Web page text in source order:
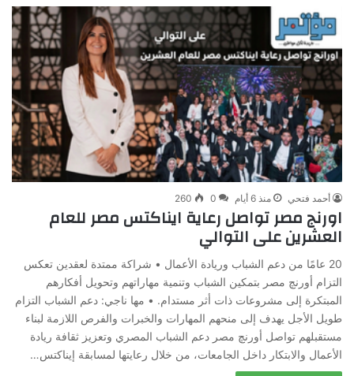
أحمد فتحي منذ 6 أيام 0
260
اورنج مصر تواصل رعاية ايناكتس مصر للعام
العشرين على التوالي
20 عامًا من دعم الشباب وريادة الأعمال • شراكة ممتدة لعقدين تعكس
التزام أورنچ مصر بتمكين الشباب وتنمية مهاراتهم وتحويل أفكارهم
المبتكرة إلى مشروعات ذات أثر مستدام. • مها ناجي: دعم الشباب التزام
طويل الأجل يهدف إلى منحهم المهارات والخبرات والفرص اللازمة لبناء
مستقبلهم تواصل أورنچ مصر دعم الشباب المصري وتعزيز ثقافة ريادة
الأعمال والابتكار داخل الجامعات، من خلال رعايتها لمسابقة إيناكتس…